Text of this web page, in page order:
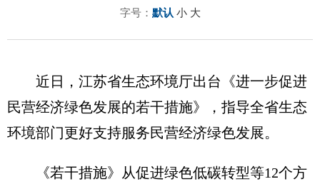
字号： 默认 小 大
近日，江苏省生态环境厅出台《进一步促进
民营经济绿色发展的若干措施》，指导全省生态
环境部门更好支持服务民营经济绿色发展。
《若干措施》从促进绿色低碳转型等12个方